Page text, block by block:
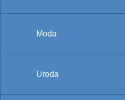
Moda
Uroda